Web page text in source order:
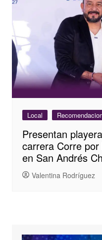
Local
Presentan
carrera Corre
en San Andrés
Valentina Rodríguez